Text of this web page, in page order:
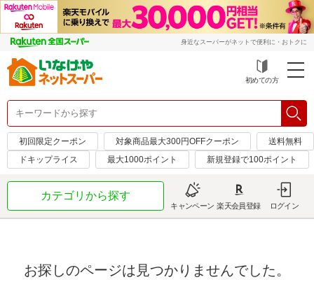
身近なスーパーがネットで便利に・おトクに
初めての方
初回限定クーポン 対象商品最大300円OFFクーポン
送料無料
ドキップライス
最大1000ポイント 新規登録で100ポイント
カテゴリから探す
キャンペーン 楽天会員登録 ログイン
お探しのページは見つかりませんでした。